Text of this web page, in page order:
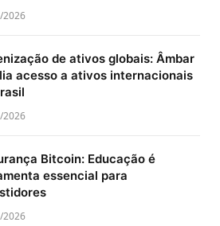
2026
de ativos globais: Âmbar
acesso a ativos internacionais
2026
Bitcoin: Educação é
essencial para
2026